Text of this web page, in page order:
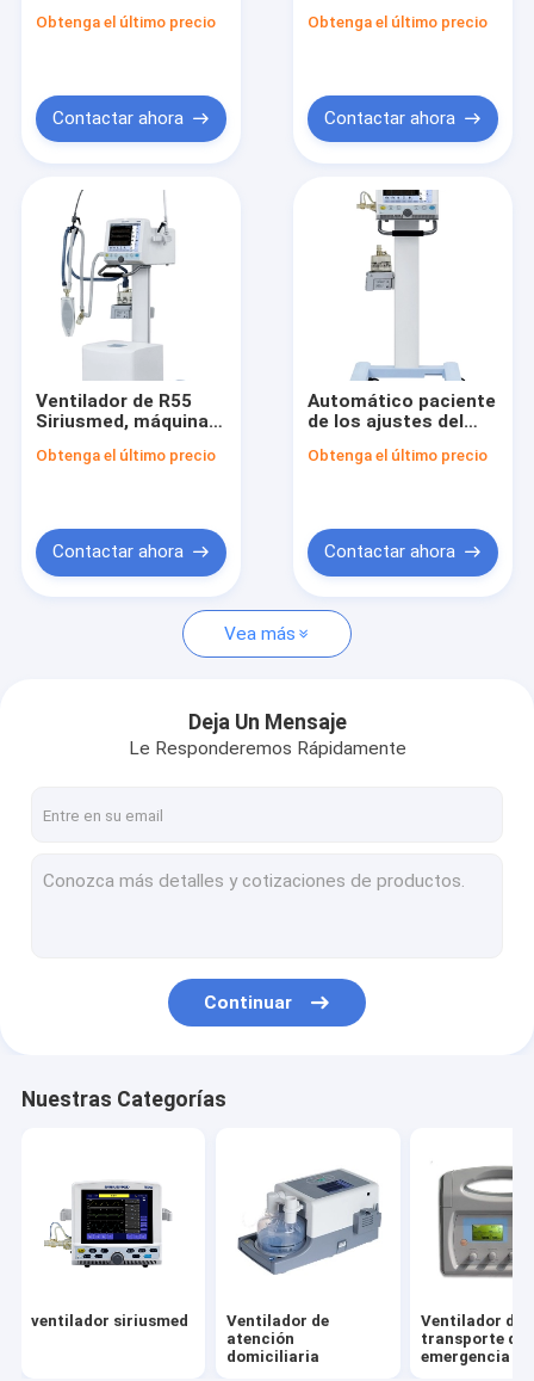
Productos
Sobre nosotros
Viaje de la fábrica
Control de calidad
ventilador siriusmed
Ventilador de atención domiciliaria
Sistemas colgantes de UCI
Bombas de infusión médica
Vaporizador de anestesia
Monitor de paciente portátil
Dispositivo de monitoreo de EEG
Piezas médicas del ventilador
constantes vitales
Siriusmed
Obtenga el último precio
Contactar ahora
el compresor de aire
Obtenga el último precio
Contactar ahora
Ventilador de R55
Siriusmed, máquina
2500mL del
Obtenga el último precio
Contactar ahora
Automático paciente
de los ajustes del
Siriusmed del
Obtenga el último precio
Contactar ahora
Vea más
Deja Un Mensaje
Le Responderemos Rápidamente
Continuar
Nuestras Categorías
ventilador siriusmed
Ventilador de
atención
domiciliaria
Ventilador de
transporte de
emergencia